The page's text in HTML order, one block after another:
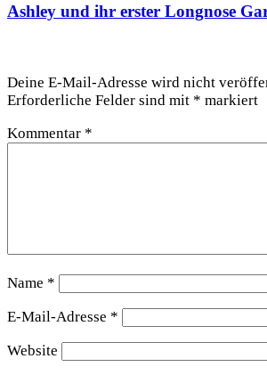
Ashley und ihr erster Longnose
Deine E-Mail-Adresse wird nicht
Erforderliche Felder sind mit * markiert
Kommentar *
Name *
E-Mail-Adresse *
Website